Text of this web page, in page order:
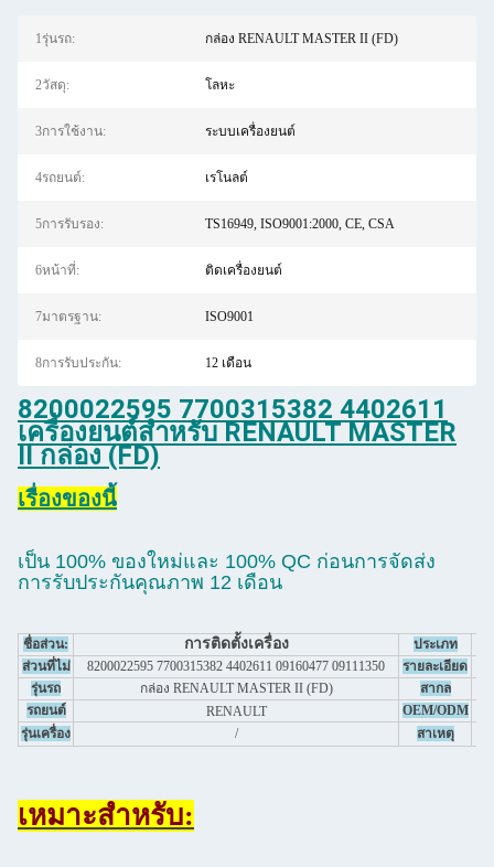
1รุ่นรถ: กล่อง RENAULT MASTER II (FD)
2วัสดุ: โลหะ
3การใช้งาน: ระบบเครื่องยนต์
4รถยนต์: เรโนลต์
5การรับรอง: TS16949, ISO9001:2000, CE, CSA
6หน้าที่: ติดเครื่องยนต์
7มาตรฐาน: ISO9001
8การรับประกัน: 12 เดือน
8200022595 7700315382 4402611
เครื่องยนต์สําหรับ RENAULT MASTER
II กล่อง (FD)
เรื่องของนี้
เป็น 100% ของใหม่และ 100% QC ก่อนการจัดส่ง
การรับประกันคุณภาพ 12 เดือน
ชื่อส่วน: การติดตั้งเครื่อง ประเภท
ส่วนที่ไม่ 8200022595 7700315382 4402611 09160477 09111350 รายละเอียด
รุ่นรถ กล่อง RENAULT MASTER II (FD) สากล
รถยนต์ RENAULT
OEM/ODM
รุ่นเครื่อง
/ สาเหตุ
เหมาะสําหรับ: